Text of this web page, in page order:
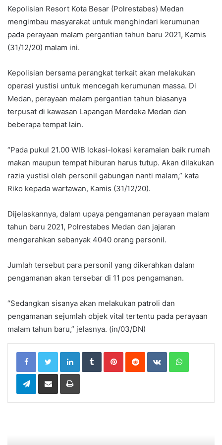
Kepolisian Resort Kota Besar (Polrestabes) Medan
mengimbau masyarakat untuk menghindari kerumunan
pada perayaan malam pergantian tahun baru 2021, Kamis
(31/12/20) malam ini.
Kepolisian bersama perangkat terkait akan melakukan
operasi yustisi untuk mencegah kerumunan massa. Di
Medan, perayaan malam pergantian tahun biasanya
terpusat di kawasan Lapangan Merdeka Medan dan
beberapa tempat lain.
“Pada pukul 21.00 WIB lokasi-lokasi keramaian baik rumah
makan maupun tempat hiburan harus tutup. Akan dilakukan
razia yustisi oleh personil gabungan nanti malam,” kata
Riko kepada wartawan, Kamis (31/12/20).
Dijelaskannya, dalam upaya pengamanan perayaan malam
tahun baru 2021, Polrestabes Medan dan jajaran
mengerahkan sebanyak 4040 orang personil.
Jumlah tersebut para personil yang dikerahkan dalam
pengamanan akan tersebar di 11 pos pengamanan.
“Sedangkan sisanya akan melakukan patroli dan
pengamanan sejumlah objek vital tertentu pada perayaan
malam tahun baru,” jelasnya. (in/03/DN)
LinkedIn Tumblr Pinterest Reddit VKontakte
Telegram Print